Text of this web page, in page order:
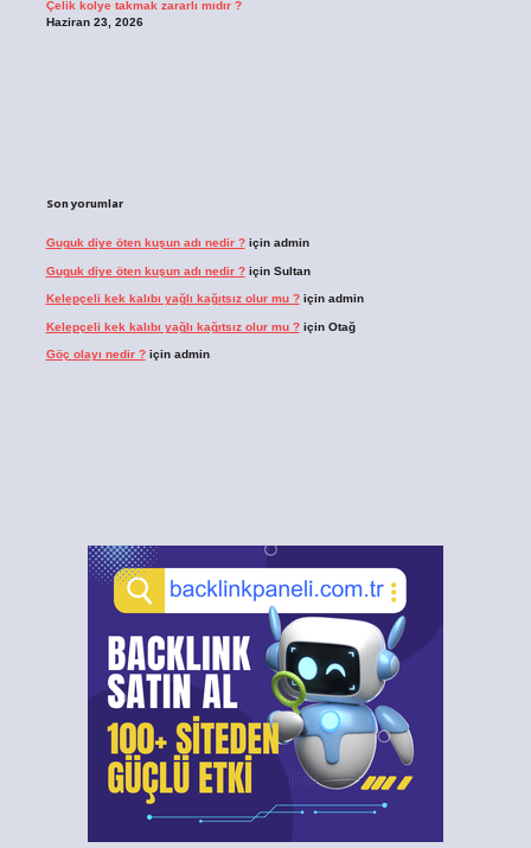
Çelik kolye takmak zararlı mıdır ?
Haziran 23, 2026
Son yorumlar
Guguk diye öten kuşun adı nedir ?için admin
Guguk diye öten kuşun adı nedir ?için Sultan
Kelepçeli kek kalıbı yağlı kağıtsız olur mu ?için admin
Kelepçeli kek kalıbı yağlı kağıtsız olur mu ?için Otağ
Göç olayı nedir ?için admin